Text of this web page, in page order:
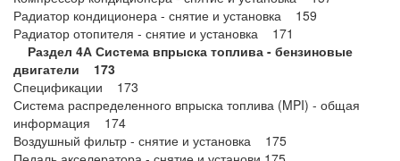
Радиатор кондиционера - снятие и установка 159
Радиатор отопителя - снятие и установка 171
Раздел 4А Система впрыска топлива - бензиновые
двигатели 173
Спецификации 173
Система распределенного впрыска топлива (MPI) - общая
информация 174
Воздушный фильтр - снятие и установка 175